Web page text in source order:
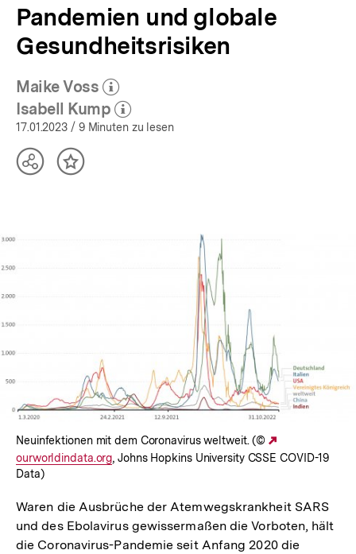
Pandemien und globale
Gesundheitsrisiken
Maike Voss
(Mehr zum Autor)
öffnen
Isabell Kump
(Mehr zum Autor)
öffnen
17.01.2023 / 9 Minuten zu lesen
TeilenInhalt
Lightbox
öffnen
Neuinfektionen mit dem Coronavirus weltweit. (©
Link:
ourworldindata.org, Johns Hopkins University CSSE COVID-19
Data)
Waren die Ausbrüche der Atemwegskrankheit SARS
und des Ebolavirus gewissermaßen die Vorboten, hält
die Coronavirus-Pandemie seit Anfang 2020 die